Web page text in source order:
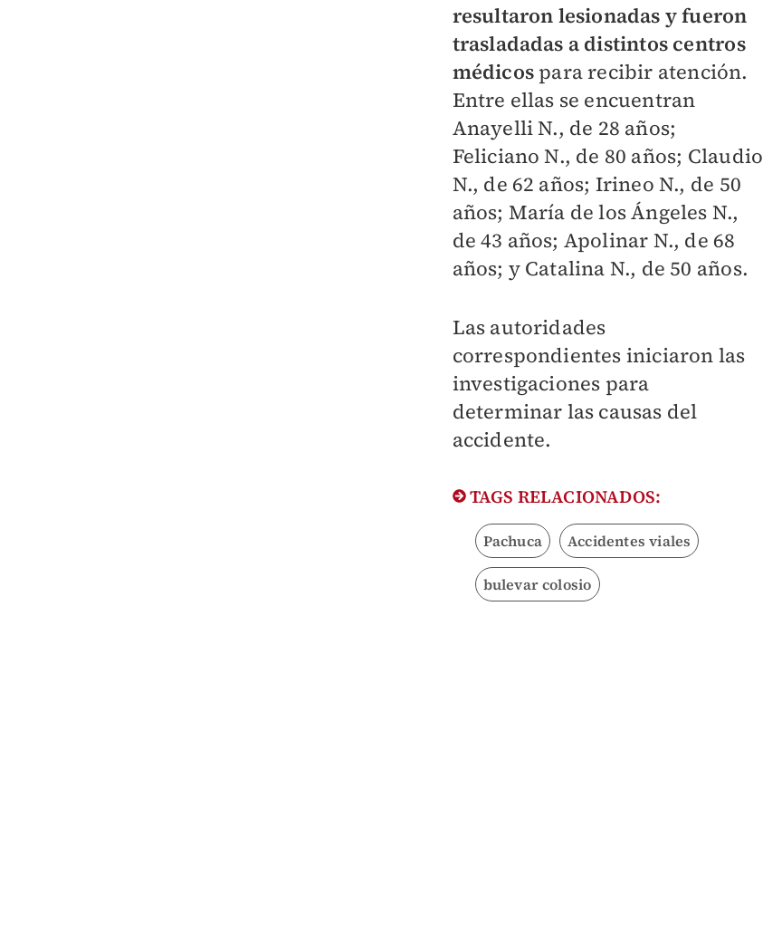
resultaron lesionadas y fueron
trasladadas a distintos centros
médicospara recibir atención.
Entre ellas se encuentran
Anayelli N., de 28 años;
Feliciano N., de 80 años; Claudio
N., de 62 años; Irineo N., de 50
años; María de los Ángeles N.,
de 43 años; Apolinar N., de 68
años; y Catalina N., de 50 años.
Las autoridades
correspondientes iniciaron las
investigaciones para
determinar las causas del
accidente.
TAGS RELACIONADOS:
Pachuca Accidentes viales
bulevar colosio